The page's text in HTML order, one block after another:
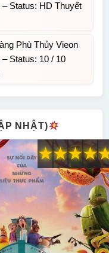
Status: HD Thuyết
Phù Thủy Vieon
Status: 10 / 10
NHẬT)
★
★
★
★